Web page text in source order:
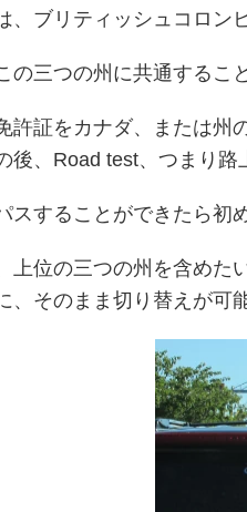
、ブリティッシュコロン
の三つの州に共通するこ
許証をカナダ、または州
後、Road test、つまり路
スすることができたら初
上位の三つの州を含めた
、そのまま切り替えが可